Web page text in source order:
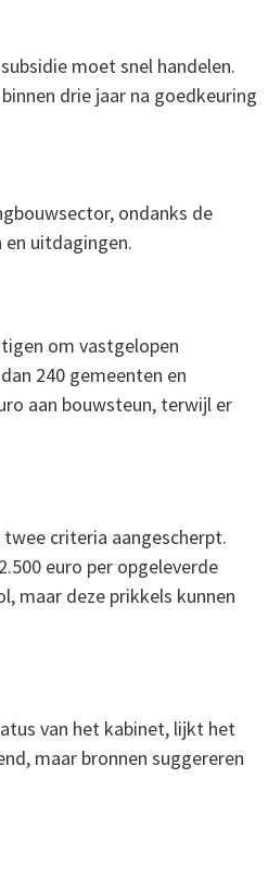
moet snel handelen.
drie jaar na goedkeuring
ondanks de
en uitdagingen.
om vastgelopen
240 gemeenten en
aan bouwsteun, terwijl er
criteria aangescherpt.
euro per opgeleverde
maar deze prikkels kunnen
van het kabinet, lijkt het
maar bronnen suggereren